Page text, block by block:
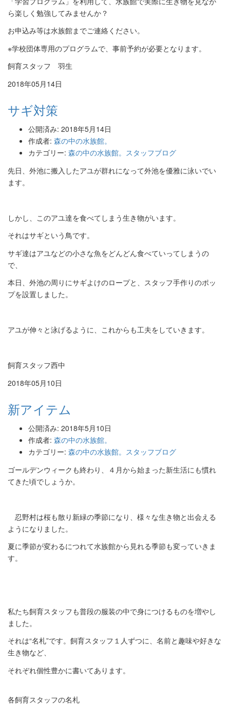
ら楽しく勉強してみませんか？
お申込み等は水族館までご連絡ください。
※学校団体専用のプログラムで、事前予約が必要となります。
飼育スタッフ 羽生
2018年05月14日
サギ対策
公開済み: 2018年5月14日
作成者: 森の中の水族館。
カテゴリー: 森の中の水族館。スタッフブログ
先日、 外池に搬入したアユが群れになって外池を優雅に泳いでい
ます。
しかし、このアユ達を食べてしまう生き物がいます。
それはサギという鳥です。
サギ達はアユなどの小さな魚をどんどん食べていってしまうの
で、
本日、外池の周りにサギよけのロープと、 スタッフ手作りのポッ
プを設置しました。
アユが伸々と泳げるように、これからも工夫をしていきます。
飼育スタッフ西中
2018年05月10日
新アイテム
公開済み: 2018年5月10日
作成者: 森の中の水族館。
カテゴリー: 森の中の水族館。スタッフブログ
ゴールデンウィークも終わり、
４月から始まった新生活にも慣れ
てきた頃でしょうか。
忍野村は桜も散り新緑の季節になり、 様々な生き物と出会える
ようになりました。
夏に季節が変わるにつれて水族館から見れる季節も変っていきま
す。
私たち飼育スタッフも普段の服装の中で身につけるものを増やし
ま した。
それは“名札”です。飼育スタッフ１人ずつに、 名前と趣味や好きな
生き物など、
それぞれ個性豊かに書いてあります。
各飼育スタッフの名札